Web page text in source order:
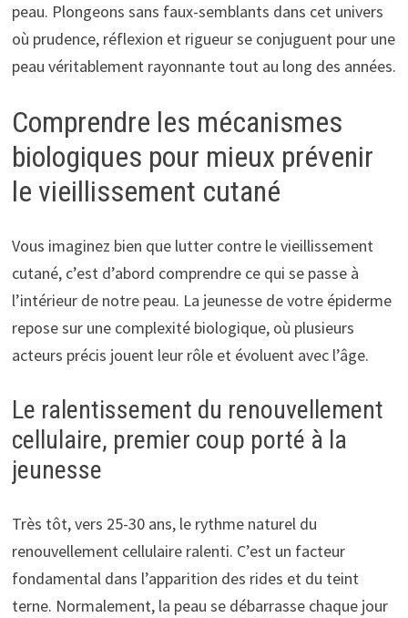
peau. Plongeons sans faux-semblants dans cet univers
où prudence, réflexion et rigueur se conjuguent pour une
peau véritablement rayonnante tout au long des années.
Comprendre les mécanismes
biologiques pour mieux prévenir
le vieillissement cutané
Vous imaginez bien que lutter contre le vieillissement
cutané, c’est d’abord comprendre ce qui se passe à
l’intérieur de notre peau. La jeunesse de votre épiderme
repose sur une complexité biologique, où plusieurs
acteurs précis jouent leur rôle et évoluent avec l’âge.
Le ralentissement du renouvellement
cellulaire, premier coup porté à la
jeunesse
Très tôt, vers 25-30 ans, le rythme naturel du
renouvellement cellulaire ralenti. C’est un facteur
fondamental dans l’apparition des rides et du teint
terne. Normalement, la peau se débarrasse chaque jour